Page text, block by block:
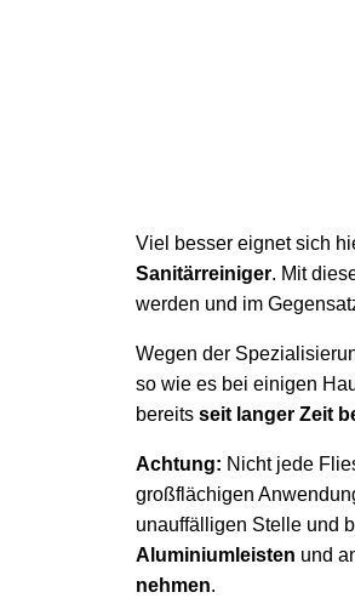
Viel besser eignet sich
Sanitärreiniger. Mit
werden und im
Wegen der
so wie es bei einigen
bereits seit langer Zeit
Achtung: Nicht jede
großflächigen
unauffälligen Stelle und
Aluminiumleisten und
nehmen.